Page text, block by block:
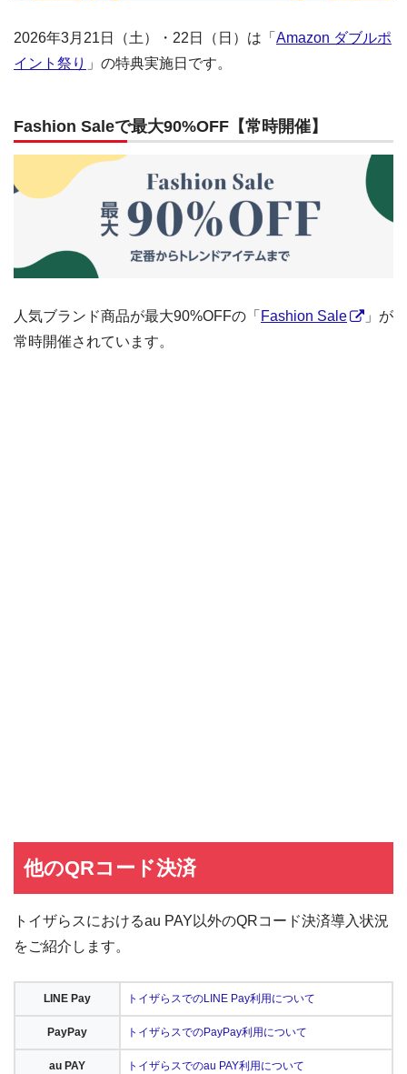
2026年3月21日（土）・22日（日）は「 Amazon ダブルポ
イント祭り 」の特典実施日です。
Fashion Saleで最大90%OFF【常時開催】
人気ブランド商品が最大90%OFFの「 Fashion Sale
」が
常時開催されています。
他のQRコード決済
トイザらスにおけるau PAY以外のQRコード決済導入状況
をご紹介します。
LINE Pay トイザらスでのLINE Pay利用について
PayPay トイザらスでのPayPay利用について
au PAY トイザらスでのau PAY利用について